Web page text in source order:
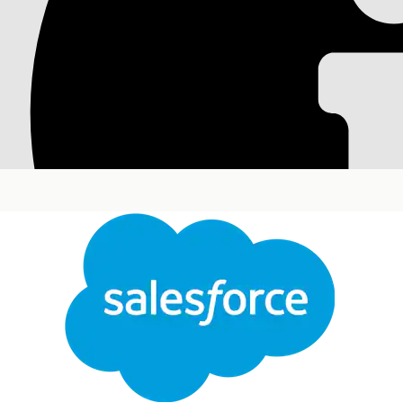
Настройка и
Настройте портал Agentforce Employee для
цифровые взаимодействия, настройте организации-
Требуемые версии
Доступно в версиях: Lightning Experience
Доступно в версиях:
Enterprise Performance
Проверка наборов полномочий портала
Пользователи получают доступ к порталу
Контрольный список для настройки сотрудников
Настройте портал Agentforce Employee для своих
сотрудников, которым нужен доступ к порталу, и